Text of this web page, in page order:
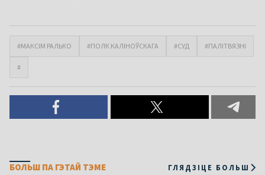
#МАКСІМ РАЛЬКО #ПОЛК КАЛІНОЎСКАГА #СУД #ПАЛІТВЯЗНІ
#
БОЛЬШ ПА ГЭТАЙ ТЭМЕ ГЛЯДЗІЦЕ БОЛЬШ